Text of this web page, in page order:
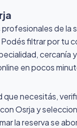
de la
Podés filtrar por tu
cercanía
en pocos
que necesitás,
Osrja y
la reserva se